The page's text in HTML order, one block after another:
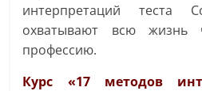
интерпретаций
охватывают всю жизнь
профессию.
Курс «17 методов